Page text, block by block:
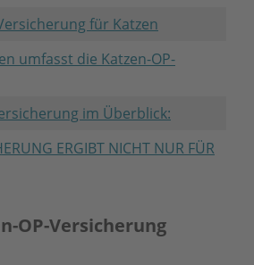
für Katzen
umfasst die Katzen-OP-
im Überblick:
ERGIBT NICHT NUR FÜR
OP-Versicherung